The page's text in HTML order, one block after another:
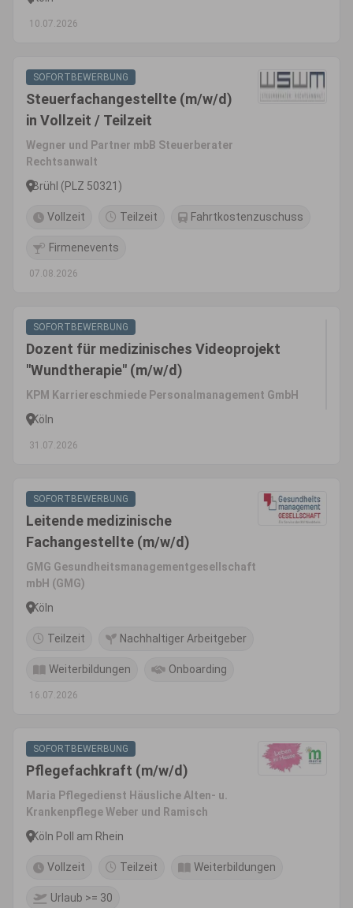
10.07.2026
SOFORTBEWERBUNG
Steuerfachangestellte (m/w/d)
in Vollzeit / Teilzeit
Wegner und Partner mbB Steuerberater
Rechtsanwalt
Brühl (PLZ 50321)
Vollzeit Teilzeit Fahrtkostenzuschuss
Firmenevents
07.08.2026
SOFORTBEWERBUNG
Dozent für medizinisches Videoprojekt
"Wundtherapie" (m/w/d)
KPM Karriereschmiede Personalmanagement GmbH
Köln
31.07.2026
SOFORTBEWERBUNG
Leitende medizinische
Fachangestellte (m/w/d)
GMG Gesundheitsmanagementgesellschaft
mbH (GMG)
Köln
Teilzeit Nachhaltiger Arbeitgeber
Weiterbildungen Onboarding
16.07.2026
SOFORTBEWERBUNG
Pflegefachkraft (m/w/d)
Maria Pflegedienst Häusliche Alten- u.
Krankenpflege Weber und Ramisch
Köln Poll am Rhein
Vollzeit Teilzeit Weiterbildungen
Urlaub >= 30